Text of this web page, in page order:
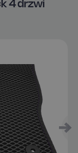
4 drzwi